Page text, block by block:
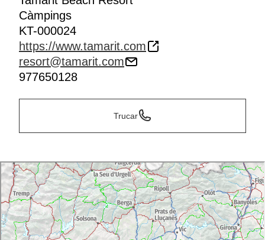
Càmpings
KT-000024
https://www.tamarit.com
resort@tamarit.com
977650128
Trucar